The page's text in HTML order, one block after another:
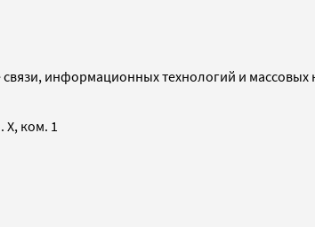
информационных технологий и
X, ком. 1